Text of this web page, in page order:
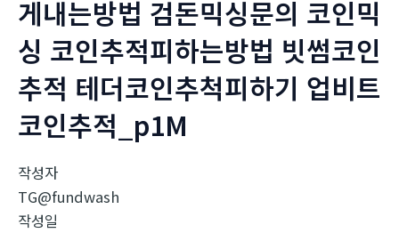
게내는방법 검돈믹싱문의 코인믹
싱 코인추적피하는방법 빗썸코인
추적 테더코인추척피하기 업비트
코인추적_p1M
작성자
TG@fundwash
작성일